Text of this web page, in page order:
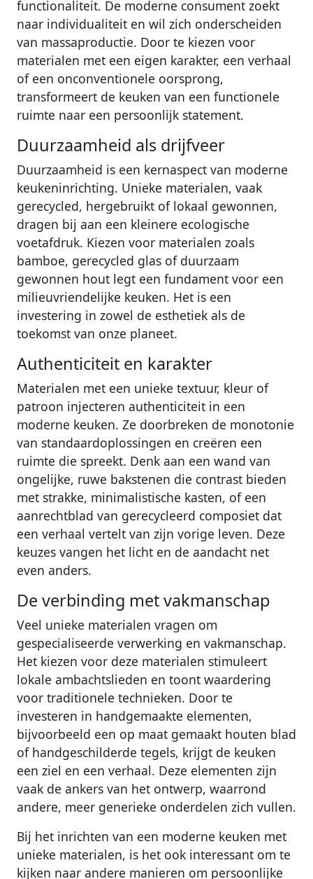
functionaliteit. De moderne consument zoekt
naar individualiteit en wil zich onderscheiden
van massaproductie. Door te kiezen voor
materialen met een eigen karakter, een verhaal
of een onconventionele oorsprong,
transformeert de keuken van een functionele
ruimte naar een persoonlijk statement.
Duurzaamheid als drijfveer
Duurzaamheid is een kernaspect van moderne
keukeninrichting. Unieke materialen, vaak
gerecycled, hergebruikt of lokaal gewonnen,
dragen bij aan een kleinere ecologische
voetafdruk. Kiezen voor materialen zoals
bamboe, gerecycled glas of duurzaam
gewonnen hout legt een fundament voor een
milieuvriendelijke keuken. Het is een
investering in zowel de esthetiek als de
toekomst van onze planeet.
Authenticiteit en karakter
Materialen met een unieke textuur, kleur of
patroon injecteren authenticiteit in een
moderne keuken. Ze doorbreken de monotonie
van standaardoplossingen en creëren een
ruimte die spreekt. Denk aan een wand van
ongelijke, ruwe bakstenen die contrast bieden
met strakke, minimalistische kasten, of een
aanrechtblad van gerecycleerd composiet dat
een verhaal vertelt van zijn vorige leven. Deze
keuzes vangen het licht en de aandacht net
even anders.
De verbinding met vakmanschap
Veel unieke materialen vragen om
gespecialiseerde verwerking en vakmanschap.
Het kiezen voor deze materialen stimuleert
lokale ambachtslieden en toont waardering
voor traditionele technieken. Door te
investeren in handgemaakte elementen,
bijvoorbeeld een op maat gemaakt houten blad
of handgeschilderde tegels, krijgt de keuken
een ziel en een verhaal. Deze elementen zijn
vaak de ankers van het ontwerp, waarrond
andere, meer generieke onderdelen zich vullen.
Bij het inrichten van een moderne keuken met
unieke materialen, is het ook interessant om te
kijken naar andere manieren om persoonlijke